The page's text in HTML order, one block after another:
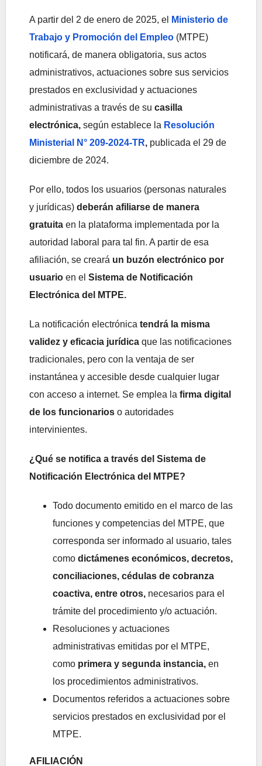
A partir del 2 de enero de 2025, el
Ministerio de
Trabajo y Promoción del Empleo (MTPE)
notificará, de manera obligatoria, sus actos
administrativos, actuaciones sobre sus servicios
prestados en exclusividad y actuaciones
administrativas a través de su casilla
electrónica, según establece la Resolución
Ministerial N° 209-2024-TR, publicada el 29 de
diciembre de 2024.
Por ello, todos los usuarios (personas naturales
y jurídicas) deberán afiliarse de manera
gratuita en la plataforma implementada por la
autoridad laboral para tal fin. A partir de esa
afiliación, se creará un buzón electrónico por
usuario en el Sistema de Notificación
Electrónica del MTPE.
La notificación electrónica tendrá la misma
validez y eficacia jurídica que las notificaciones
tradicionales, pero con la ventaja de ser
instantánea y accesible desde cualquier lugar
con acceso a internet. Se emplea la firma digital
de los funcionarios o autoridades
intervinientes.
¿Qué se notifica a través del Sistema de
Notificación Electrónica del MTPE?
Todo documento emitido en el marco de las
funciones y competencias del MTPE, que
corresponda ser informado al usuario, tales
como dictámenes económicos, decretos,
conciliaciones, cédulas de cobranza
coactiva, entre otros, necesarios para el
trámite del procedimiento y/o actuación.
Resoluciones y actuaciones
administrativas emitidas por el MTPE,
como primera y segunda instancia, en
los procedimientos administrativos.
Documentos referidos a actuaciones sobre
servicios prestados en exclusividad por el
MTPE.
AFILIACIÓN